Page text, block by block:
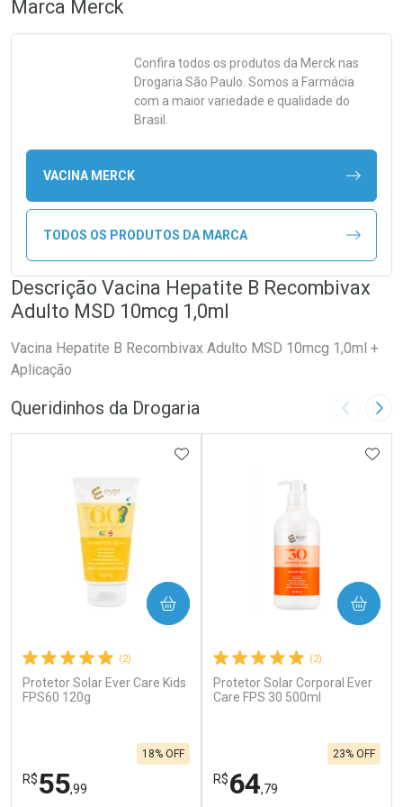
Marca Merck
Confira todos os produtos da Merck nas
Drogaria São Paulo. Somos a Farmácia
com a maior variedade e qualidade do
Brasil.
VACINA MERCK
TODOS OS PRODUTOS DA MARCA
Descrição Vacina Hepatite B Recombivax
Adulto MSD 10mcg 1,0ml
Vacina Hepatite B Recombivax Adulto MSD 10mcg 1,0ml +
Aplicação
Queridinhos da Drogaria Imagem
(2)
Protetor Solar Ever Care Kids
FPS60 120g
R$55,99
18% OFF
ADICIONAR AOS FAVORITOS
COMPRAR
(2)
Protetor Solar Corporal Ever
Care FPS 30 500ml
R$64,79
23% OFF
COMPRAR